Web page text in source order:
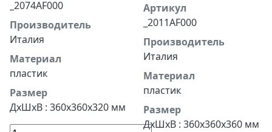
_2074AF000
Производитель
Италия
Материал
пластик
Размер
ДхШхВ : 360х360х320 мм
Артикул
_2011AF000
Производитель
Италия
Материал
пластик
Размер
ДхШхВ : 360х360х360 мм